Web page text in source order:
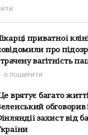
приватної
про
вагітність
0 ПОШИРИТИ
врятує багато
обговорив
захист від